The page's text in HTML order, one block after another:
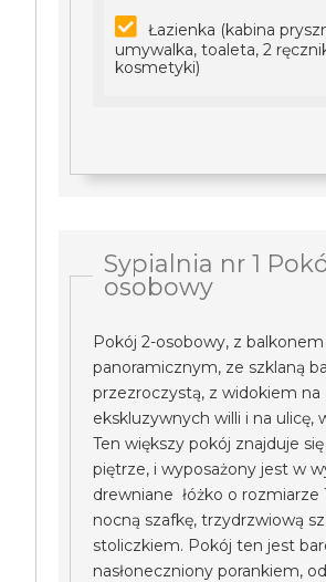
Łazienka (kabina
umywalka, toaleta, 2
kosmetyki)
Sypialnia nr 1
osobowy
Pokój 2-osobowy, z balkonem
panoramicznym, ze szklaną
przezroczystą, z widokiem na
ekskluzywnych willi i na ulicę,
Ten większy pokój znajduje
piętrze, i wyposażony jest w
drewniane łóżko o rozmiarze
nocną szafkę, trzydrzwiową
stoliczkiem. Pokój ten jest
nasłoneczniony porankiem,